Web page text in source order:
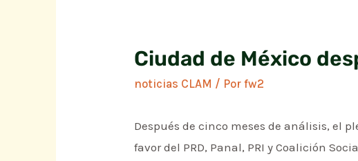
Ciudad de México
noticias CLAM / Porfw2
Después de cinco meses de análisis, el
favor del PRD, Panal, PRI y Coalición